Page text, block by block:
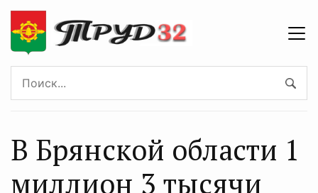
В Брянской области 1
миллион 3 тысячи